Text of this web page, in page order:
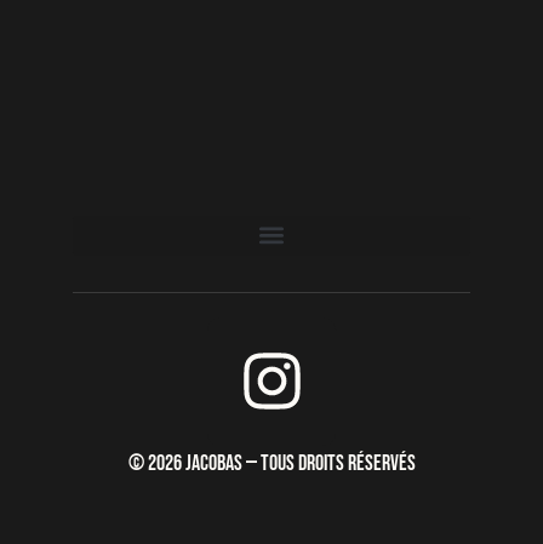
I
n
s
© 2026 JACOBAS — TOUS DROITS RÉSERVÉS